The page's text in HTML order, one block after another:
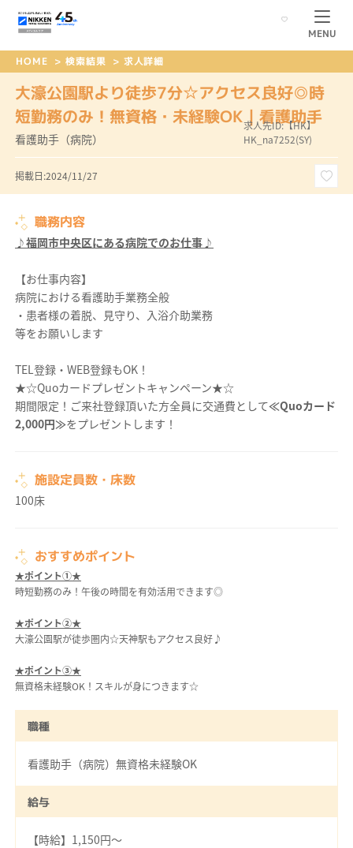
MENU
HOME > 検索結果 > 求人詳細
大濠公園駅より徒歩7分☆アクセス良好◎時
短勤務のみ！無資格・未経験OK｜看護助手
看護助手（病院）
求人先ID:【HK】
HK_na7252(SY)
掲載日:2024/11/27
職務内容
♪福岡市中央区にある病院でのお仕事♪
【お仕事内容】
病院における看護助手業務全般
・患者様の着脱、見守り、入浴介助業務
等をお願いします
TEL登録・WEB登録もOK！
★☆Quoカードプレゼントキャンペーン★☆
期間限定！ご来社登録頂いた方全員に交通費として≪Quoカード
2,000円≫をプレゼントします！
施設定員数・床数
100床
おすすめポイント
★ポイント①★
時短勤務のみ！午後の時間を有効活用できます◎
★ポイント②★
大濠公園駅が徒歩圏内☆天神駅もアクセス良好♪
★ポイント③★
無資格未経験OK！スキルが身につきます☆
職種
看護助手（病院）無資格未経験OK
給与
【時給】1,150円～